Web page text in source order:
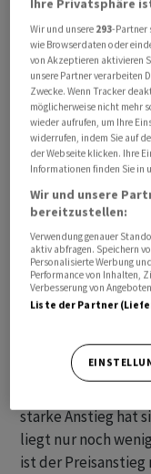
Die Inflation in
nicht gesunken.
erneut 2,0 Prozent
Statistische
Schätzung
Reuters befragte
Rückgang auf 1,9
ersten Reaktionen:
Michael Heise,
hoch ist wie im
positive
starke Anstieg hat
liegt nur noch
ist der
Wir und unsere 293-Partner
wie Browserdaten oder
von Akzeptieren aktivieren
unsere Partner verarbeiten
Zwecke. Wenn Tracker
möglicherweise nicht mehr
wieder aufrufen, um Ihre
widerrufen, indem Sie auf
der Webseite klicken. Ihre
Informationen finden Sie in
Wir und unsere
bereitzustellen:
Verwendung genauer
aktiv abfragen. Speichern
Personalisierte Werbung
Performance von Inhalten,
Verbesserung von
Liste der Partner